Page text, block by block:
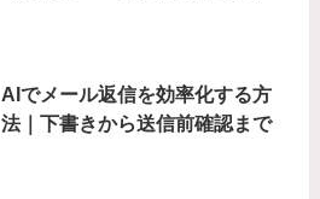
AIでメール返信を効率化する方
法｜下書きから送信前確認まで